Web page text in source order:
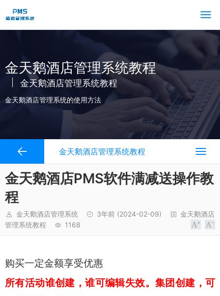
金天鹅酒店管理系统教程
金天鹅酒店管理系统教程
金天鹅酒店管理系统的使用方法
金天鹅酒店管理系统教程
金天鹅酒店PMS软件满减送操作教
程
金天鹅酒店管理系统 3年前 (2024-02-09)
金天鹅酒店
管理系统教程
1168
购买一定金额享受优惠
所有活动谁创建，谁可编辑失效。集团创建，可